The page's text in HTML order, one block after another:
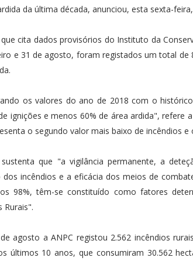
da última década, anunciou, esta sexta-
que cita dados provisórios do Instituto da
e 31 de agosto, foram registados um total de
os valores do ano de 2018 com o
ignições e menos 60% de área ardida", refere
o segundo valor mais baixo de incêndios
sustenta que "a vigilância permanente, a
dos incêndios e a eficácia dos meios de
98%, têm-se constituído como fatores
Rurais".
agosto a ANPC registou 2.562 incêndios
últimos 10 anos, que consumiram 30.562